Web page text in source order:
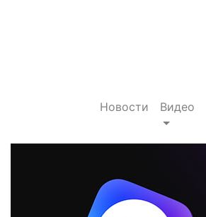
Новости Видео